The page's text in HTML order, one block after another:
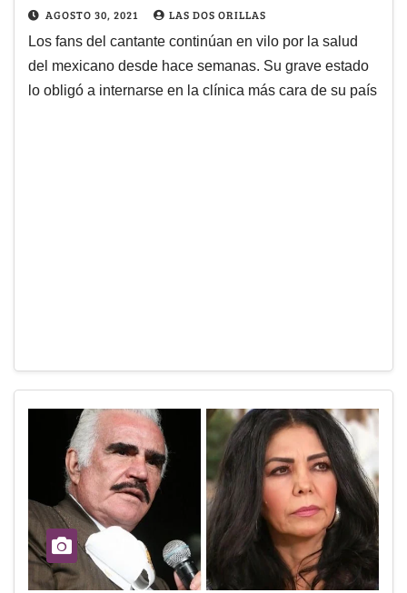
AGOSTO 30, 2021 LAS DOS ORILLAS
Los fans del cantante continúan en vilo por la salud
del mexicano desde hace semanas. Su grave estado
lo obligó a internarse en la clínica más cara de su país